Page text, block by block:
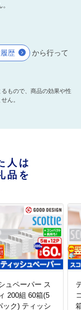
歴
から行って
もので、商品の効果や性
ん。
人は
品を
ュペーパー ス
200組 60箱(5
ック) ティッシ